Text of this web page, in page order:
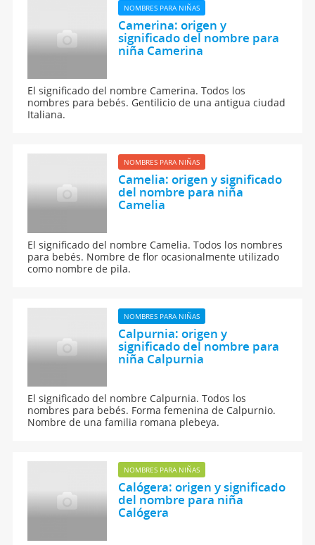
NOMBRES PARA NIÑAS
Camerina: origen y
significado del nombre para
niña Camerina
El significado del nombre Camerina. Todos los
nombres para bebés. Gentilicio de una antigua ciudad
Italiana.
NOMBRES PARA NIÑAS
Camelia: origen y significado
del nombre para niña
Camelia
El significado del nombre Camelia. Todos los nombres
para bebés. Nombre de flor ocasionalmente utilizado
como nombre de pila.
NOMBRES PARA NIÑAS
Calpurnia: origen y
significado del nombre para
niña Calpurnia
El significado del nombre Calpurnia. Todos los
nombres para bebés. Forma femenina de Calpurnio.
Nombre de una familia romana plebeya.
NOMBRES PARA NIÑAS
Calógera: origen y significado
del nombre para niña
Calógera